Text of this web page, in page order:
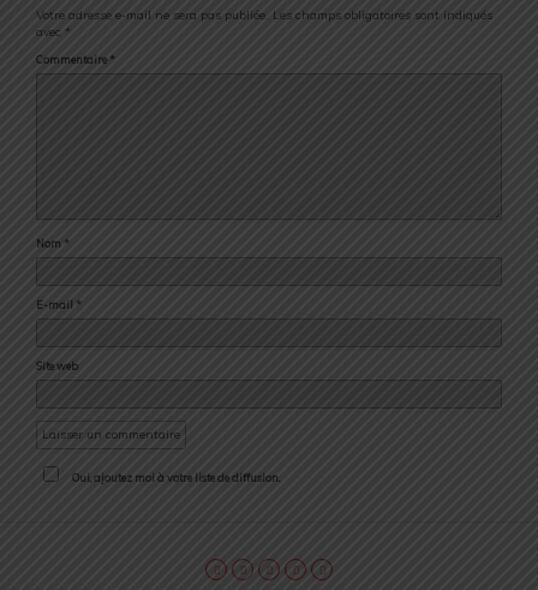
Votre adresse e-mail ne sera pas publiée. Les champs obligatoires sont indiqués
avec *
Commentaire *
Nom *
E-mail *
Site web
Oui, ajoutez moi à votre liste de diffusion.